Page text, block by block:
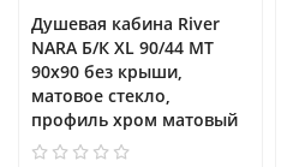
Душевая кабина River
NARA Б/К XL 90/44 MT
90х90 без крыши,
матовое стекло,
профиль хром матовый